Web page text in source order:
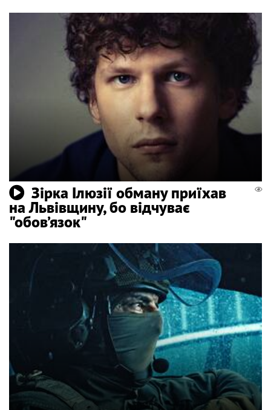
Зірка Ілюзії обману приїхав
на Львівщину, бо відчуває
"обов’язок"